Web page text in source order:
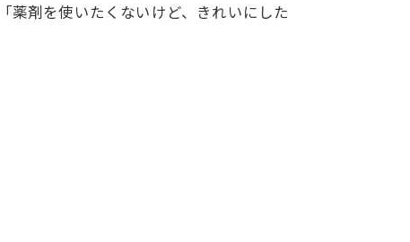
薬剤を使いたくないけど、きれいにした